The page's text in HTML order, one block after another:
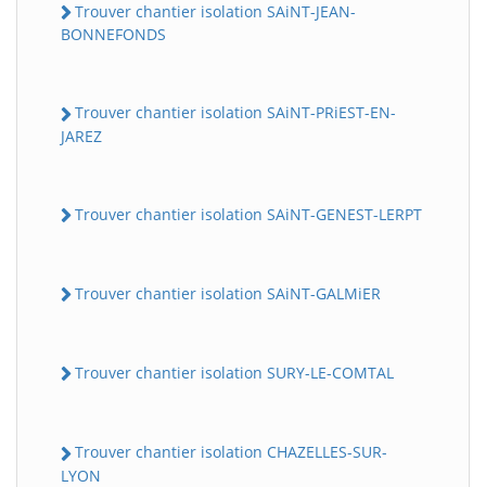
Trouver chantier isolation SAiNT-JEAN-
BONNEFONDS
Trouver chantier isolation SAiNT-PRiEST-EN-
JAREZ
Trouver chantier isolation SAiNT-GENEST-LERPT
Trouver chantier isolation SAiNT-GALMiER
Trouver chantier isolation SURY-LE-COMTAL
Trouver chantier isolation CHAZELLES-SUR-
LYON